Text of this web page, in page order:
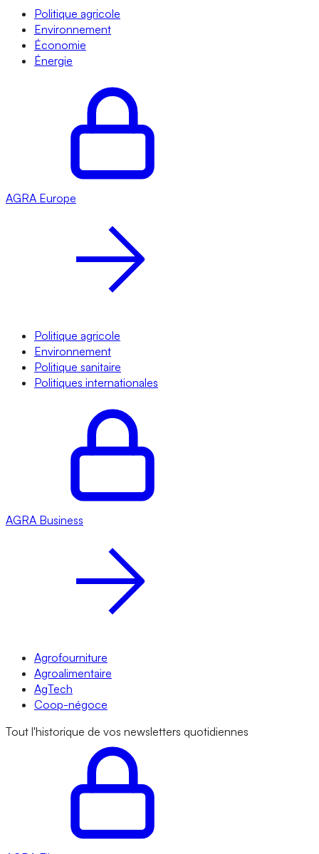
Politique agricole
Environnement
Économie
Énergie
AGRA Europe
Politique agricole
Environnement
Politique sanitaire
Politiques internationales
AGRA Business
Agrofourniture
Agroalimentaire
AgTech
Coop-négoce
Tout l'historique de vos newsletters quotidiennes